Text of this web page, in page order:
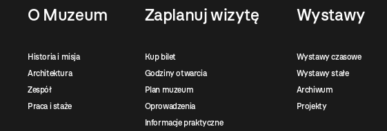
O Muzeum
Historia i misja
Architektura
Zespół
Praca i staże
Zaplanuj wizytę
Kup bilet
Godziny otwarcia
Plan muzeum
Oprowadzenia
Informacje praktyczne
Wystawy
Wystawy czasowe
Wystawy stałe
Archiwum
Projekty